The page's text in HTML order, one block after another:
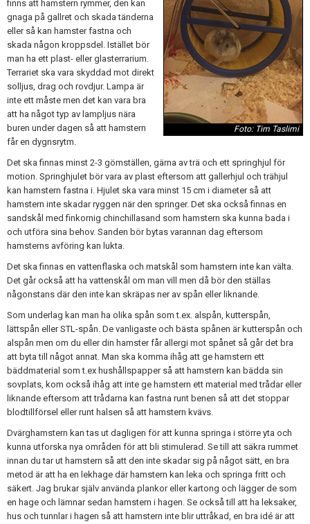
Foto: Tim Taslimi
finns att hamstern rymmer, den kan
gnaga på gallret och skada tänderna
eller så kan hamster fastna och
skada någon kroppsdel. Istället bör
man ha ett plast- eller glasterrarium.
Terrariet ska vara skyddad mot direkt
solljus, drag och rovdjur. Lampa är
inte ett måste men det kan vara bra
att ha något typ av lampljus nära
buren under dagen så att hamstern
får en dygnsrytm.
Det ska finnas minst 2-3 gömställen, gärna av trä och ett springhjul för
motion. Springhjulet bör vara av plast eftersom att gallerhjul och trähjul
kan hamstern fastna i. Hjulet ska vara minst 15 cm i diameter så att
hamstern inte skadar ryggen när den springer. Det ska också finnas en
sandskål med finkornig chinchillasand som hamstern ska kunna bada i
och utföra sina behov. Sanden bör bytas varannan dag eftersom
hamsterns avföring kan lukta.
Det ska finnas en vattenflaska och matskål som hamstern inte kan välta.
Det går också att ha vattenskål om man vill men då bör den ställas
någonstans där den inte kan skräpas ner av spån eller liknande.
Som underlag kan man ha olika spån som t.ex. alspån, kutterspån,
lättspån eller STL-spån. De vanligaste och bästa spånen är kutterspån och
alspån men om du eller din hamster får allergi mot spånet så går det bra
att byta till något annat. Man ska komma ihåg att ge hamstern ett
bäddmaterial som t.ex hushållspapper så att hamstern kan bädda sin
sovplats, kom också ihåg att inte ge hamstern ett material med trådar eller
liknande eftersom att trådarna kan fastna runt benen så att det stoppar
blodtillförsel eller runt halsen så att hamstern kvävs.
Dvärghamstern kan tas ut dagligen för att kunna springa i större yta och
kunna utforska nya områden för att bli stimulerad. Se till att säkra rummet
innan du tar ut hamstern så att den inte skadar sig på något sätt, en bra
metod är att ha en lekhage där hamstern kan leka och springa fritt och
säkert. Jag brukar själv använda plankor eller kartong och lägger de som
en hage och lämnar sedan hamstern i hagen. Se också till att ha leksaker,
hus och tunnlar i hagen så att hamstern inte blir uttråkad, en bra idé är att